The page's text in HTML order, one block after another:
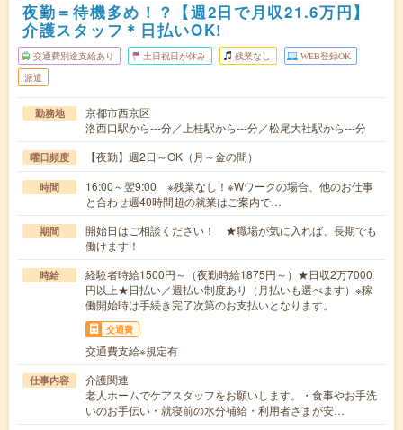
夜勤＝待機多め！？【週2日で月収21.6万円】
介護スタッフ＊日払いOK!
交通費別途支給あり 土日祝日が休み 残業なし WEB登録OK
派遣
勤務地
京都市西京区
洛西口駅から---分／上桂駅から---分／松尾大社駅から---分
曜日頻度 【夜勤】週2日～OK（月～金の間）
時間
16:00～翌9:00 ※残業なし！※Wワークの場合、他のお仕事
と合わせ週40時間超の就業はご案内で…
期間
開始日はご相談ください！ ★職場が気に入れば、長期でも
働けます！
時給
経験者時給1500円～（夜勤時給1875円～）★日収2万7000
円以上★日払い／週払い制度あり（月払いも選べます）※稼
働開始時は手続き完了次第のお支払いとなります。
交通費
交通費支給※規定有
仕事内容
介護関連
老人ホームでケアスタッフをお願いします。・食事やお手洗
いのお手伝い・就寝前の水分補給・利用者さまが安…